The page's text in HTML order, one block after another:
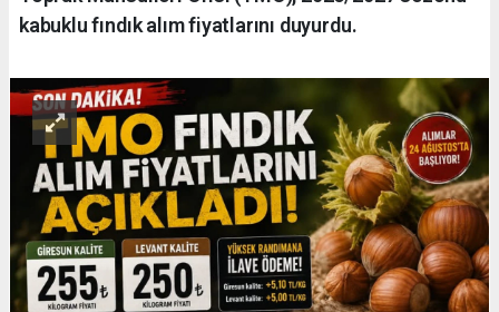
kabuklu fındık alım fiyatlarını duyurdu.